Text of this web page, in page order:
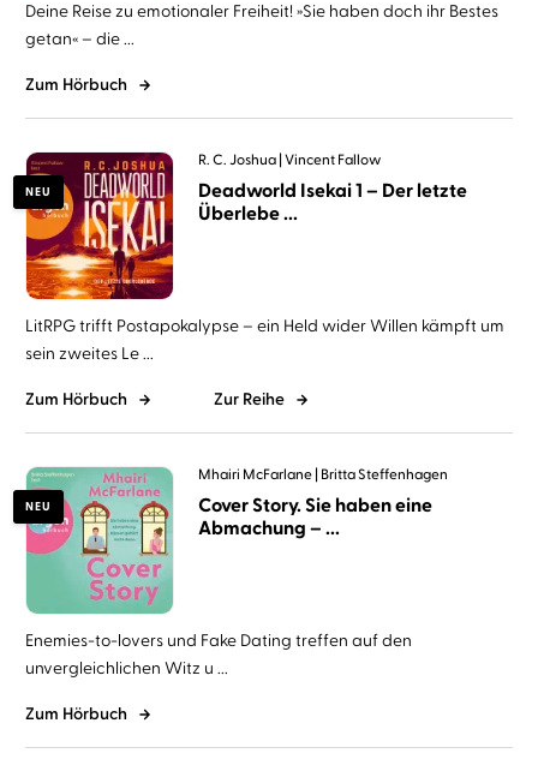
Deine Reise zu emotionaler Freiheit! »Sie haben doch ihr Bestes
getan« – die ...
Zum Hörbuch
NEU
R. C. Joshua Vincent Fallow
Deadworld Isekai 1 – Der letzte
Überlebe ...
LitRPG trifft Postapokalypse – ein Held wider Willen kämpft um
sein zweites Le ...
Zum Hörbuch Zur Reihe
NEU
Mhairi McFarlane Britta Steffenhagen
Cover Story. Sie haben eine
Abmachung – ...
Enemies-to-lovers und Fake Dating treffen auf den
unvergleichlichen Witz u ...
Zum Hörbuch